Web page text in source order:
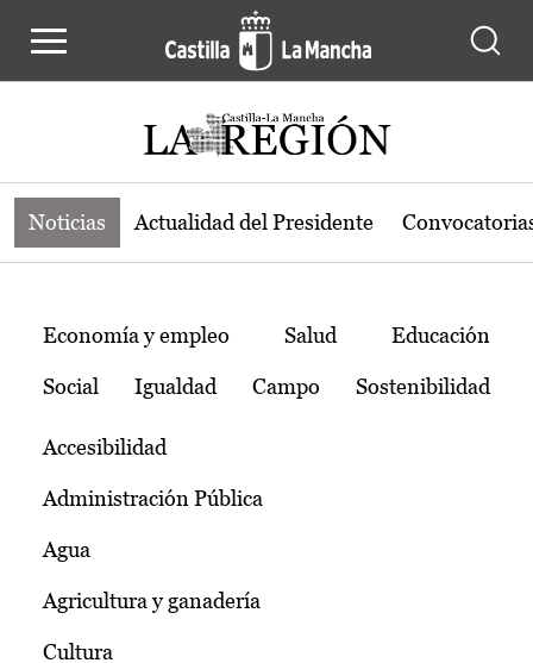
Noticias de la región de Castilla-La
Noticias Actualidad del Presidente
Temas
Economía y empleo Salud Educación
Social Igualdad Campo Sostenibilidad
Accesibilidad
Administración Pública
Agua
Agricultura y ganadería
Cultura